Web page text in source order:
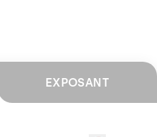
EXPOSANT